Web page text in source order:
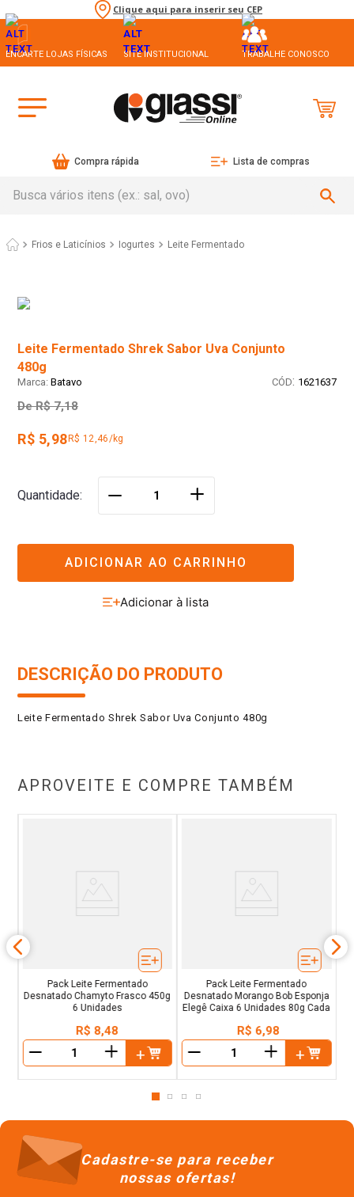
Clique aqui para inserir seu CEP
ENCARTE LOJAS FÍSICAS SITE INSTITUCIONAL TRABALHE CONOSCO
Compra rápida Lista de compras
Frios e Laticínios Iogurtes Leite Fermentado
Leite Fermentado Shrek Sabor Uva Conjunto
480g
Batavo : 1621637
De R$ 7,18
R$ 5,98 R$ 12,46/kg
Quantidade ＋
ADICIONAR AO CARRINHO
DESCRIÇÃO DO PRODUTO
Leite Fermentado Shrek Sabor Uva Conjunto 480g
APROVEITE E COMPRE TAMBÉM
Pack Leite Fermentado
Desnatado Chamyto Frasco 450g
6 Unidades
R$ 8,48
＋
Pack Leite Fermentado
Desnatado Morango Bob Esponja
Elegê Caixa 6 Unidades 80g Cada
R$ 6,98
＋
Cadastre-se para receber
nossas ofertas!